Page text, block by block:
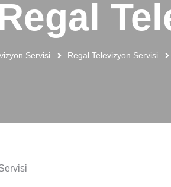
Servisi Regal Televizyon Servisi